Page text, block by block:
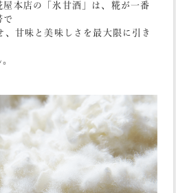
本店の「氷甘酒」は、糀が一番
で
甘味と美味しさを最大限に引き